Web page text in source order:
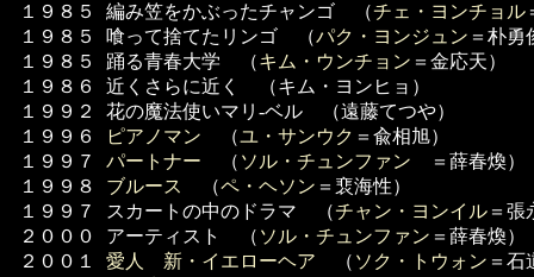
１９８５
１９８５
１９８５
１９８６
１９９２
１９９６
１９９７
１９９８
１９９７
２０００
２００１
編み笠をかぶったチャンゴ （チェ・ヨンチョル
喰って捨てたリンゴ （パク・ヨンジュン ＝朴勇
踊る青春大学 （キム・ウンチョン ＝金応天）
近くさらに近く （キム・ヨンヒョ）
花の魔法使いマリ-ベル （遠藤てつや）
ピアノマン （ユ・サンウク ＝兪相旭）
パートナー （ ソル・チュンファン
＝薛春煥）
ブルース
（ペ・ヘソン ＝裵海性）
スカートの中のドラマ （チャン・ヨンイル ＝張
アーティスト （ ソル・チュンファン ＝薛春煥）
愛人 新・イエローヘア （ ソク・トウォン ＝